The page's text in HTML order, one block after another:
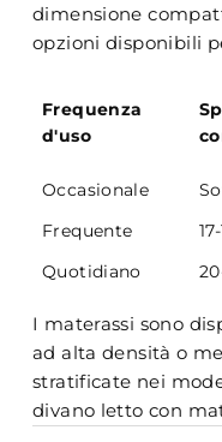
dimensione
opzioni disponibili
Frequenza
d'uso
Occasionale
Frequente
Quotidiano
I materassi sono
ad alta densità o
stratificate nei
divano letto con